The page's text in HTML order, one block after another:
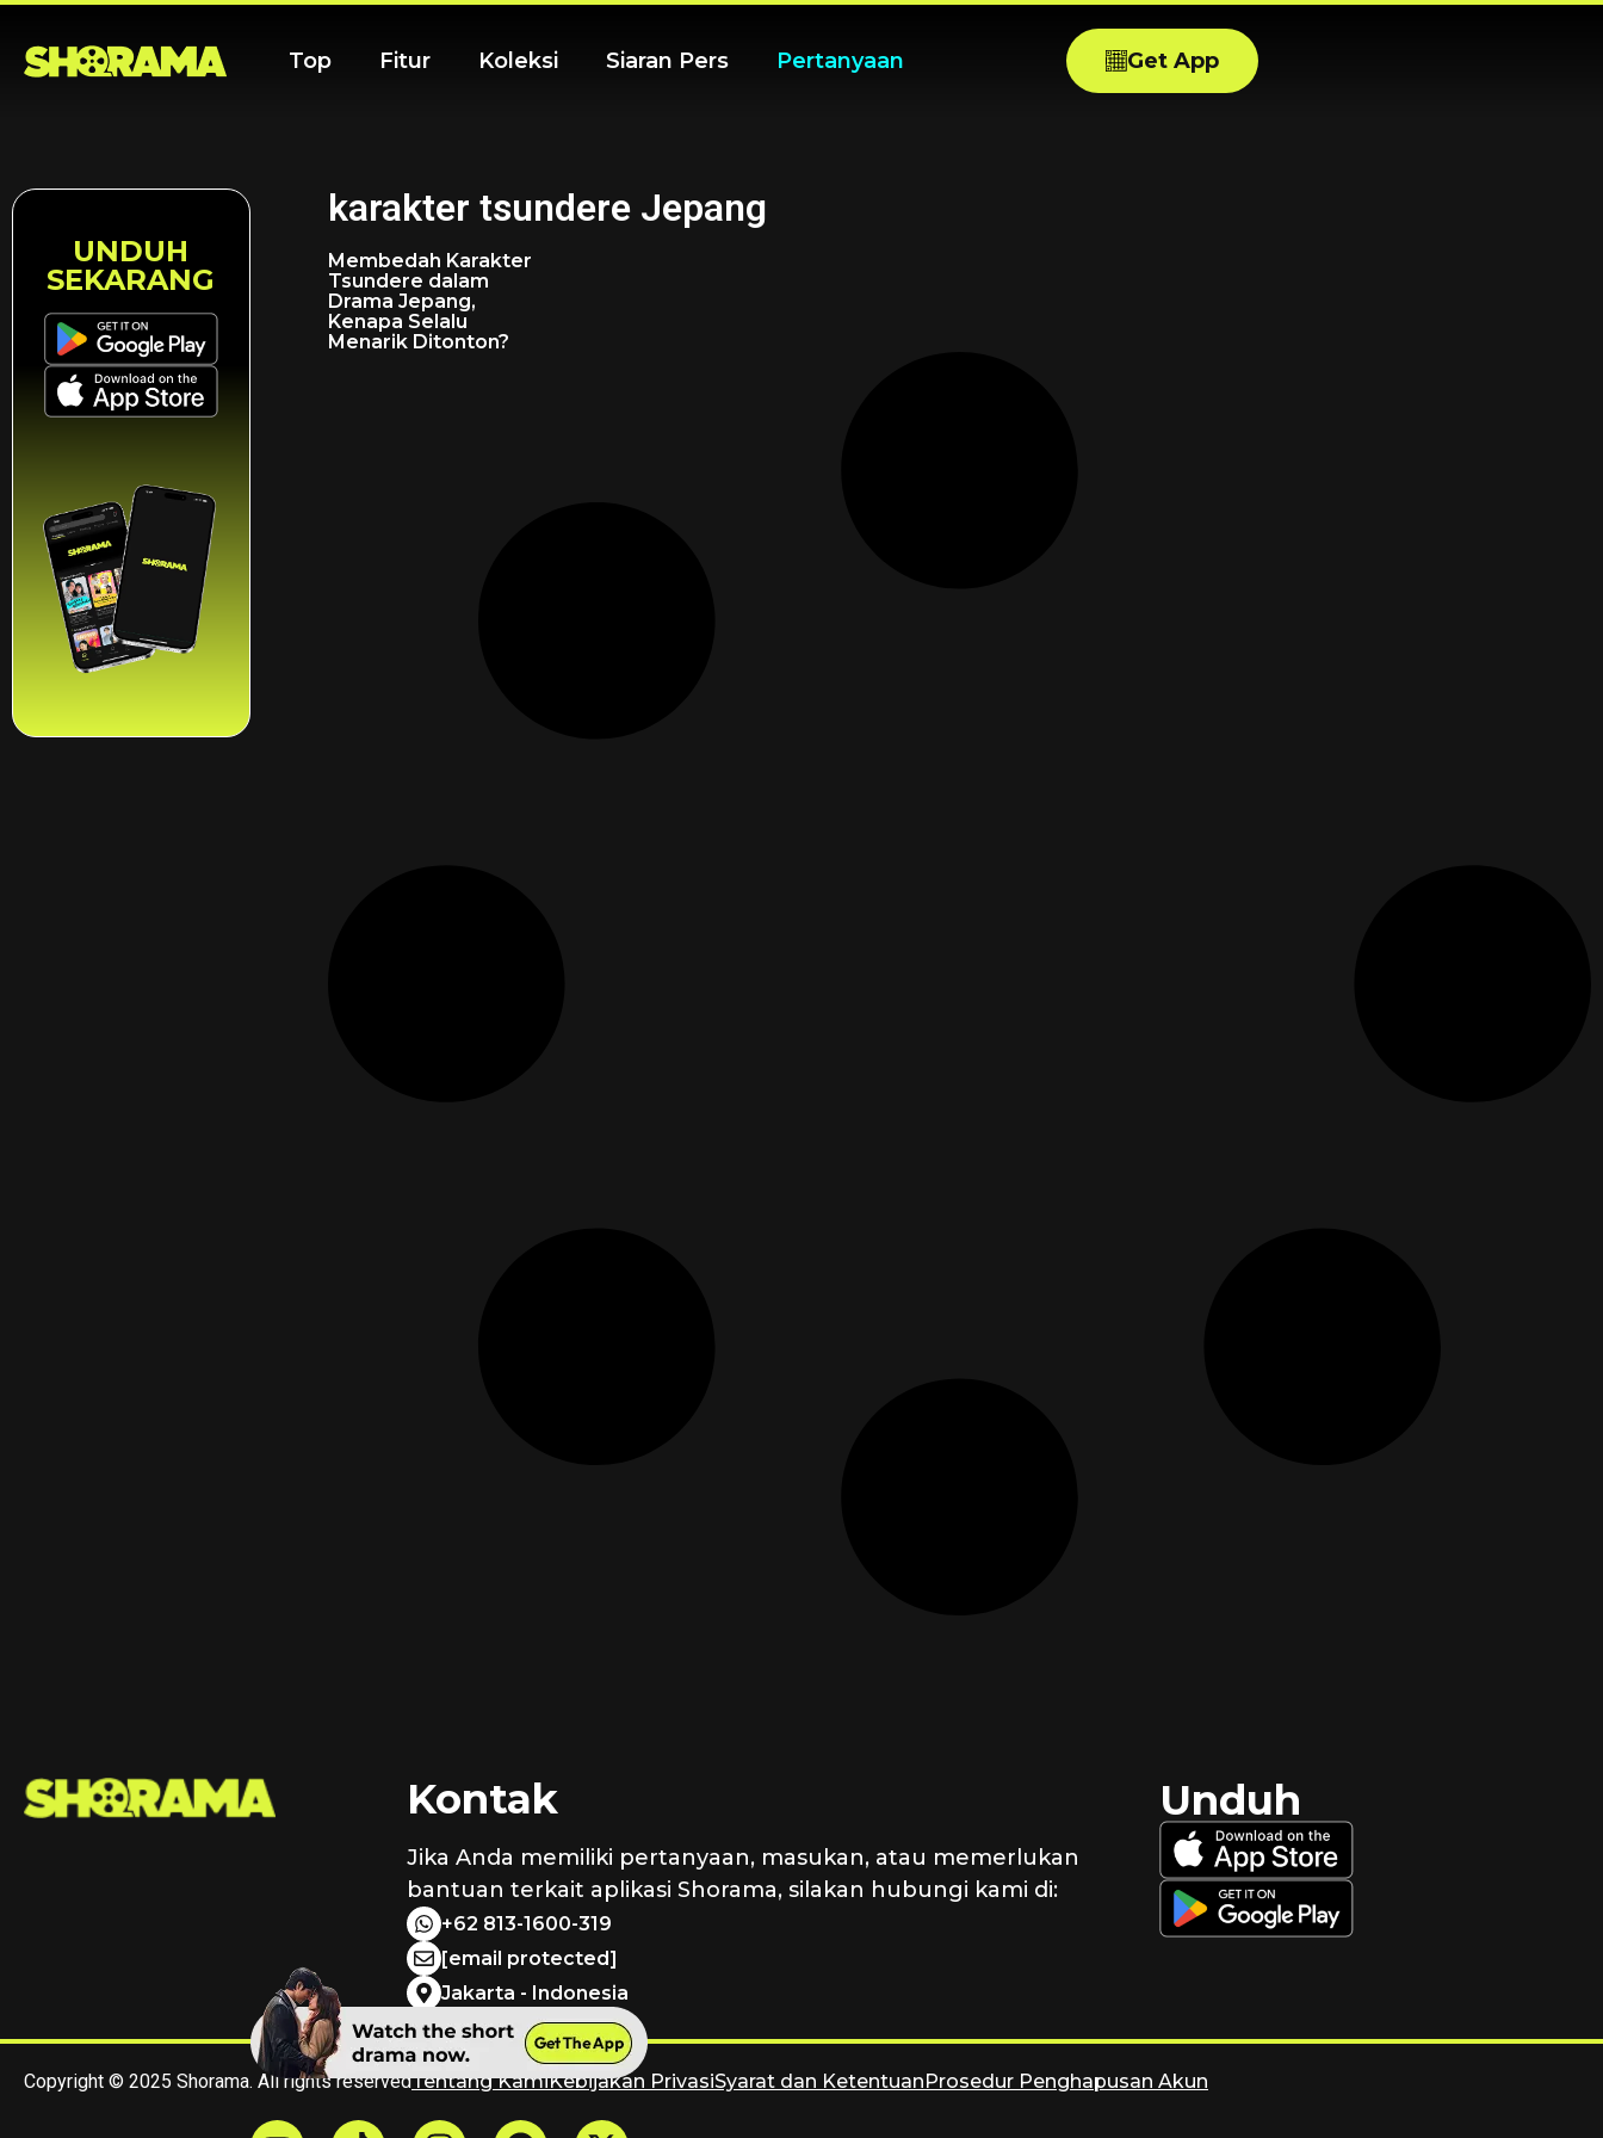
Top Fitur Koleksi Siaran Pers Pertanyaan Get App
UNDUH
SEKARANG
karakter tsundere Jepang
Membedah Karakter
Tsundere dalam
Drama Jepang,
Kenapa Selalu
Menarik Ditonton?
Kontak
Jika Anda memiliki pertanyaan, masukan, atau memerlukan
bantuan terkait aplikasi Shorama, silakan hubungi kami di:
+62 813-1600-319
[email protected]
Jakarta - Indonesia
Unduh
Copyright © 2025 Shorama. All rights reservedTentang KamiKebijakan PrivasiSyarat dan Ketentuan Prosedur Penghapusan Akun